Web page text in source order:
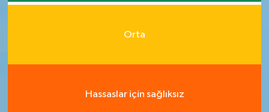
Orta
Hassaslar için sağlıksız